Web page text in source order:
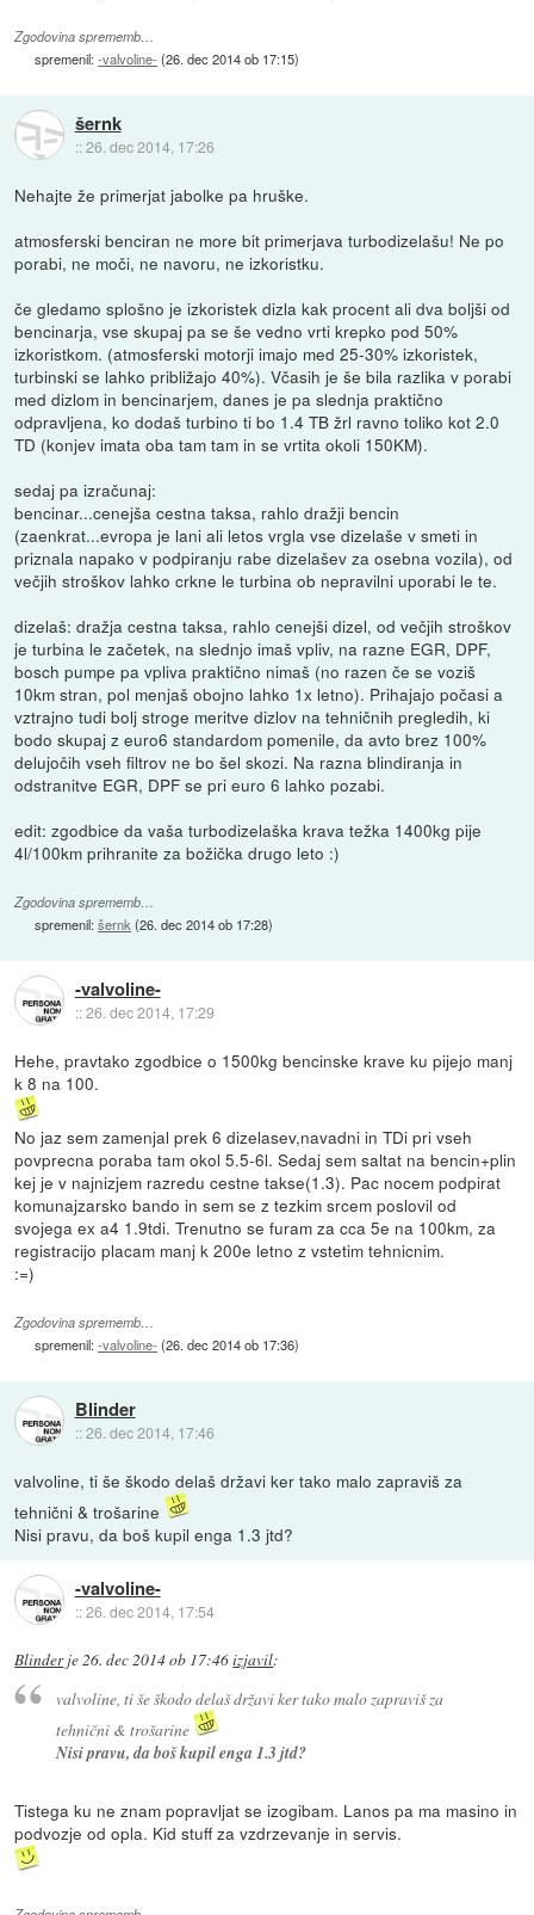
Zgodovina sprememb…
spremenil:-valvoline- (26. dec 2014 ob 17:15)
šernk
::26. dec 2014, 17:26
Nehajte že primerjat jabolke pa hruške.
atmosferski benciran ne more bit primerjava turbodizelašu! Ne po
porabi, ne moči, ne navoru, ne izkoristku.
če gledamo splošno je izkoristek dizla kak procent ali dva boljši od
bencinarja, vse skupaj pa se še vedno vrti krepko pod 50%
izkoristkom. (atmosferski motorji imajo med 25-30% izkoristek,
turbinski se lahko približajo 40%). Včasih je še bila razlika v porabi
med dizlom in bencinarjem, danes je pa slednja praktično
odpravljena, ko dodaš turbino ti bo 1.4 TB žrl ravno toliko kot 2.0
TD (konjev imata oba tam tam in se vrtita okoli 150KM).
sedaj pa izračunaj:
bencinar...cenejša cestna taksa, rahlo dražji bencin
(zaenkrat...evropa je lani ali letos vrgla vse dizelaše v smeti in
priznala napako v podpiranju rabe dizelašev za osebna vozila), od
večjih stroškov lahko crkne le turbina ob nepravilni uporabi le te.
dizelaš: dražja cestna taksa, rahlo cenejši dizel, od večjih stroškov
je turbina le začetek, na slednjo imaš vpliv, na razne EGR, DPF,
bosch pumpe pa vpliva praktično nimaš (no razen če se voziš
10km stran, pol menjaš obojno lahko 1x letno). Prihajajo počasi a
vztrajno tudi bolj stroge meritve dizlov na tehničnih pregledih, ki
bodo skupaj z euro6 standardom pomenile, da avto brez 100%
delujočih vseh filtrov ne bo šel skozi. Na razna blindiranja in
odstranitve EGR, DPF se pri euro 6 lahko pozabi.
edit: zgodbice da vaša turbodizelaška krava težka 1400kg pije
4l/100km prihranite za božička drugo leto :)
Zgodovina sprememb…
spremenil:šernk (26. dec 2014 ob 17:28)
-valvoline-
::26. dec 2014, 17:29
Hehe, pravtako zgodbice o 1500kg bencinske krave ku pijejo manj
k 8 na 100.
No jaz sem zamenjal prek 6 dizelasev,navadni in TDi pri vseh
povprecna poraba tam okol 5.5-6l. Sedaj sem saltat na bencin+plin
kej je v najnizjem razredu cestne takse(1.3). Pac nocem podpirat
komunajzarsko bando in sem se z tezkim srcem poslovil od
svojega ex a4 1.9tdi. Trenutno se furam za cca 5e na 100km, za
registracijo placam manj k 200e letno z vstetim tehnicnim.
:=)
Zgodovina sprememb…
spremenil:-valvoline- (26. dec 2014 ob 17:36)
Blinder
::26. dec 2014, 17:46
valvoline, ti še škodo delaš državi ker tako malo zapraviš za
tehnični & trošarine
Nisi pravu, da boš kupil enga 1.3 jtd?
-valvoline-
::26. dec 2014, 17:54
Blinderje26. dec 2014 ob 17:46izjavil:
valvoline, ti še škodo delaš državi ker tako malo zapraviš za
tehnični & trošarine
Nisi pravu, da boš kupil enga 1.3 jtd?
Tistega ku ne znam popravljat se izogibam. Lanos pa ma masino in
podvozje od opla. Kid stuff za vzdrzevanje in servis.